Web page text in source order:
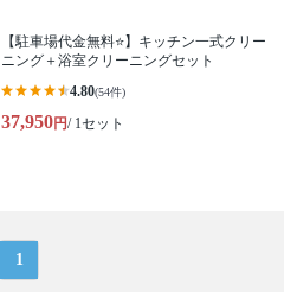
【駐車場代金無料⭐️】キッチン一式クリー
ニング＋浴室クリーニングセット
4.80(54件)
37,950円/ 1セット
1